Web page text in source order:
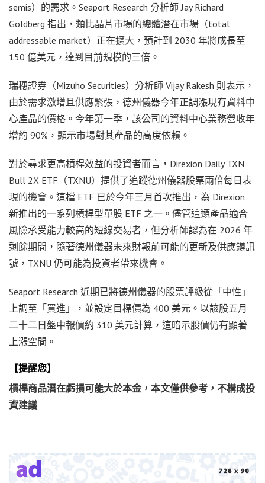
semis）的需求。Seaport Research 分析師 Jay Richard
Goldberg 指出，類比晶片市場的總體潛在市場（total
addressable market）正在擴大，預計到 2030 年將成長至
150 億美元，達到目前規模的三倍。
瑞穗證券（Mizuho Securities）分析師 Vijay Rakesh 則表示，
由於需求激增且供應緊張，德州儀器今年正調漲現有資料中
心產品的價格。今年第一季，該公司的資料中心業務營收年
增約 90%，顯示市場對其產品的高度依賴。
對於尋求更高槓桿效益的投資者而言，Direxion Daily TXN
Bull 2X ETF（TXNU）提供了追蹤德州儀器股票兩倍每日表
現的機會。這檔 ETF 已於今年三月首次推出，為 Direxion
新推出的一系列槓桿型單股 ETF 之一。儘管這類產品適合
風險承受能力較高的短線交易者，但分析師認為在 2026 年
剩餘期間，隨著德州儀器未來財報前可能的更新及供應鏈訊
號，TXNU 仍可能為投資者帶來機會。
Seaport Research 近期已將德州儀器的股票評級從「中性」
上調至「買進」，並設定目標價為 400 美元。以該股五月
二十二日盤中報價約 310 美元計算，這暗示股價仍有顯著
上漲空間。
【提醒您】
槓桿商品潛在虧損可能大於本金，本文僅供參考，不構成投
資建議